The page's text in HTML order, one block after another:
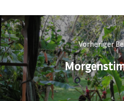
Vorheriger